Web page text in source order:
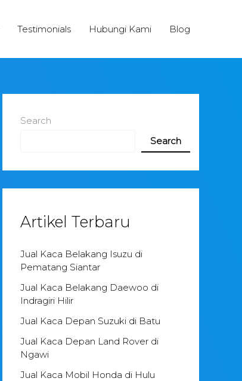
Testimonials Hubungi Kami Blog
Search
Search
Artikel Terbaru
Jual Kaca Belakang Isuzu di
Pematang Siantar
Jual Kaca Belakang Daewoo di
Indragiri Hilir
Jual Kaca Depan Suzuki di Batu
Jual Kaca Depan Land Rover di
Ngawi
Jual Kaca Mobil Honda di Hulu